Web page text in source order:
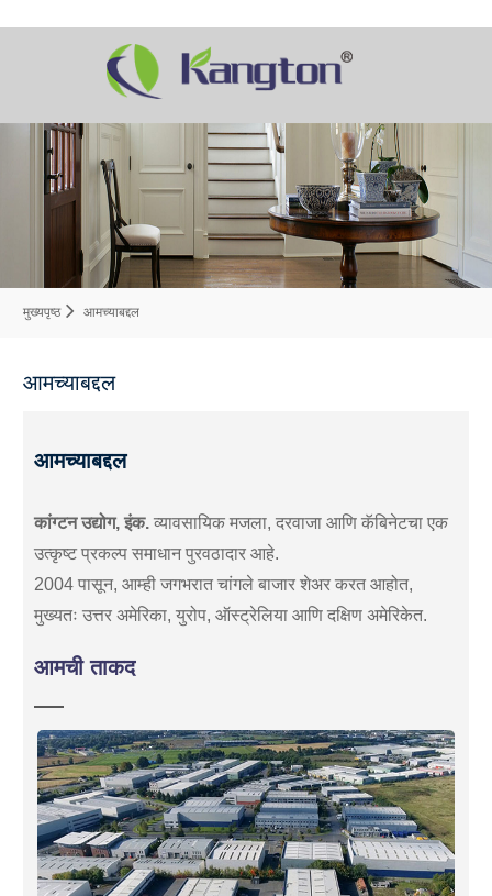
मुख्यपृष्ठ आमच्याबद्दल
आमच्याबद्दल
आमच्याबद्दल
कांग्टन उद्योग, इंक. व्यावसायिक मजला, दरवाजा आणि कॅबिनेटचा एक
उत्कृष्ट प्रकल्प समाधान पुरवठादार आहे.
2004 पासून, आम्ही जगभरात चांगले बाजार शेअर करत आहोत,
मुख्यतः उत्तर अमेरिका, युरोप, ऑस्ट्रेलिया आणि दक्षिण अमेरिकेत.
आमची ताकद